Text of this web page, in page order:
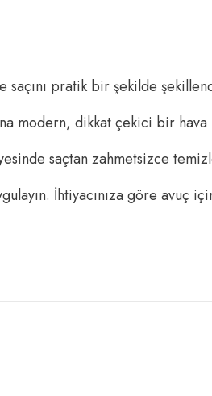
saçını pratik bir şekilde
modern, dikkat çekici bir hava
saçtan zahmetsizce
İhtiyacınıza göre avuç